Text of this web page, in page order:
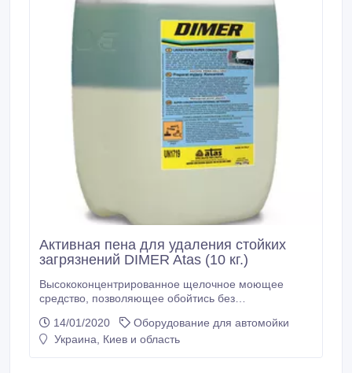
Активная пена для удаления стойких
загрязнений DIMER Atas (10 кг.)
Высококонцентрированное щелочное моющее
средство, позволяющее обойтись без
любого типа автотранспорта. Продукт
гарантированного и проверенного качества,
14/01/2020
Оборудование для автомойки
Украина, Киев и область